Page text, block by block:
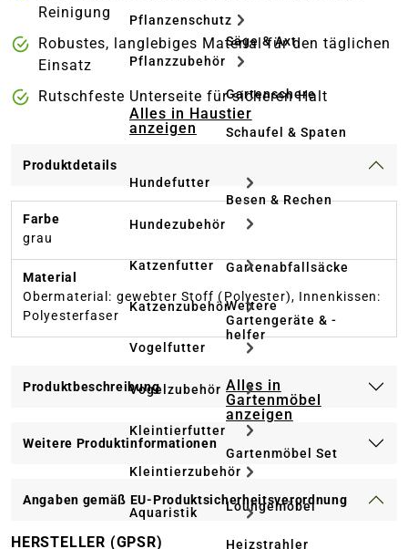
Pflanzenschutz
Pflanzzubehör
Alles in Haustier
anzeigen
Hundefutter
Hundezubehör
Katzenfutter
Katzenzubehör
Vogelfutter
Vogelzubehör
Kleintierfutter
Kleintierzubehör
Aquaristik
Säge & Axt
Gartenschere
Schaufel & Spaten
Besen & Rechen
Gartenabfallsäcke
Weitere
Gartengeräte & -
helfer
Alles in
Gartenmöbel
anzeigen
Gartenmöbel Set
Loungemöbel
Heizstrahler
Reinigung
Robustes, langlebiges Material für den täglichen
Einsatz
Rutschfeste Unterseite für sicheren Halt
Produktdetails
Farbe
grau
Material
Obermaterial: gewebter Stoff (Polyester), Innenkissen:
Polyesterfaser
Produktbeschreibung
Weitere Produktinformationen
Angaben gemäß EU-Produktsicherheitsverordnung
HERSTELLER (GPSR)